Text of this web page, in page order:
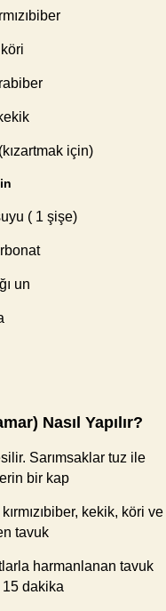
için)
( 1 şişe)
un
Nasıl Yapılır?
Sarımsaklar tuz ile
bir kap
kekik, köri ve
tavuk
harmanlanan tavuk
dakika